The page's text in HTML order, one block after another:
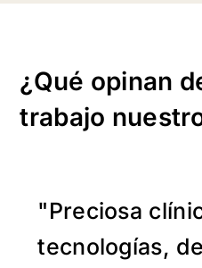
¿Qué opinan
trabajo
"Preciosa
tecnologías,